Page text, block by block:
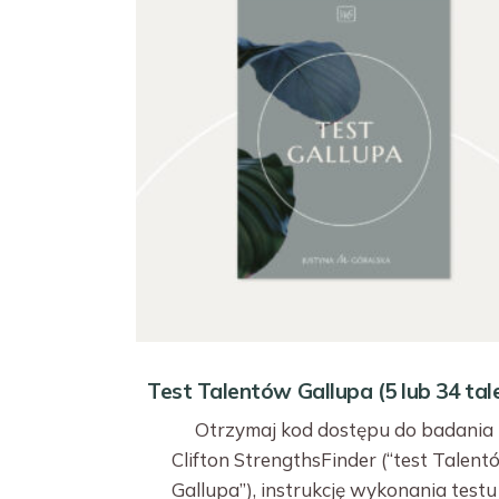
Test Talentów Gallupa (5 lub 34
Otrzymaj kod dostępu do badania
Clifton StrengthsFinder (“test
Gallupa”), instrukcję wykonania